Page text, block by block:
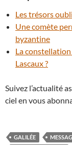
Les trésors
Une comète
byzantine
La
Lascaux ?
Suivez l’actualité
ciel en vous
GALILÉE